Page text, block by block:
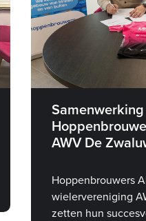
Samenwerking
AWV De
Hoppenbrouwers
wielervereniging
zetten hun